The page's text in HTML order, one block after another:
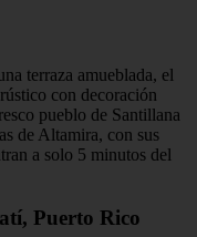
terraza amueblada, el
con decoración
pueblo de Santillana
de Altamira, con sus
a solo 5 minutos del
Puerto Rico